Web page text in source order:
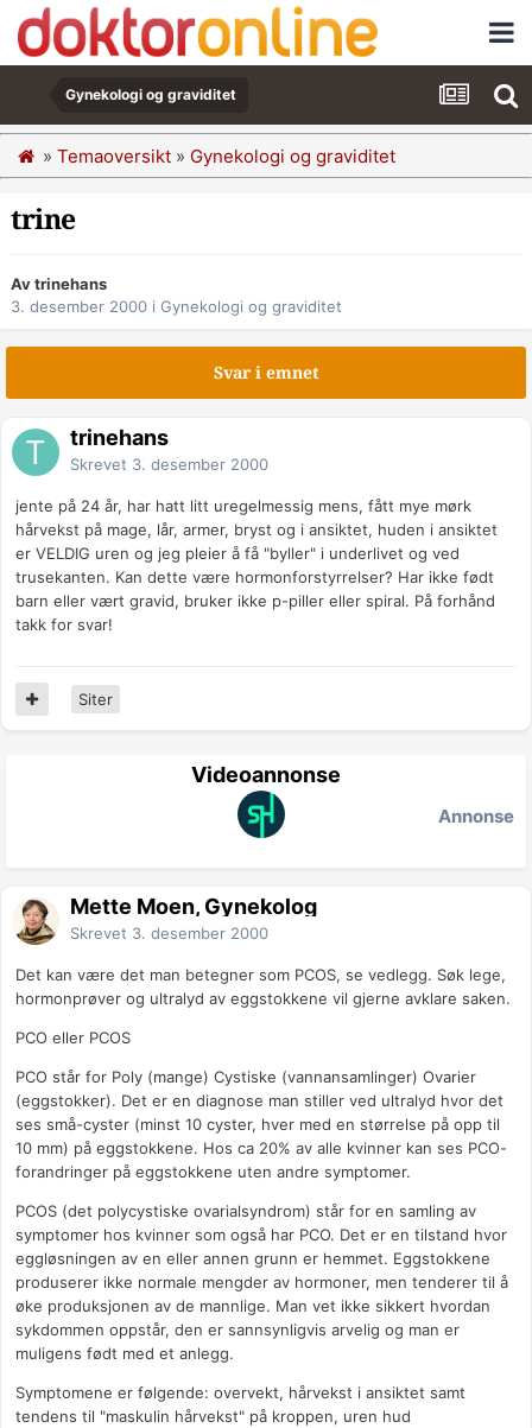
Gynekologi og graviditet
» Temaoversikt » Gynekologi og graviditet
trine
Av trinehans
3. desember 2000 i Gynekologi og graviditet
Svar i emnet
trinehans
Skrevet 3. desember 2000
jente på 24 år, har hatt litt uregelmessig mens, fått mye mørk
hårvekst på mage, lår, armer, bryst og i ansiktet, huden i ansiktet
er VELDIG uren og jeg pleier å få "byller" i underlivet og ved
trusekanten. Kan dette være hormonforstyrrelser? Har ikke født
barn eller vært gravid, bruker ikke p-piller eller spiral. På forhånd
takk for svar!
Siter
Videoannonse
Annonse
Mette Moen, Gynekolog
Skrevet 3. desember 2000
Det kan være det man betegner som PCOS, se vedlegg. Søk lege,
hormonprøver og ultralyd av eggstokkene vil gjerne avklare saken.
PCO eller PCOS
PCO står for Poly (mange) Cystiske (vannansamlinger) Ovarier
(eggstokker). Det er en diagnose man stiller ved ultralyd hvor det
ses små-cyster (minst 10 cyster, hver med en størrelse på opp til
10 mm) på eggstokkene. Hos ca 20% av alle kvinner kan ses PCO-
forandringer på eggstokkene uten andre symptomer.
PCOS (det polycystiske ovarialsyndrom) står for en samling av
symptomer hos kvinner som også har PCO. Det er en tilstand hvor
eggløsningen av en eller annen grunn er hemmet. Eggstokkene
produserer ikke normale mengder av hormoner, men tenderer til å
øke produksjonen av de mannlige. Man vet ikke sikkert hvordan
sykdommen oppstår, den er sannsynligvis arvelig og man er
muligens født med et anlegg.
Symptomene er følgende: overvekt, hårvekst i ansiktet samt
tendens til "maskulin hårvekst" på kroppen, uren hud